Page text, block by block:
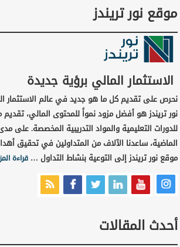
موقع نور تريندز
الاستثمار المالي برؤية جديدة
نحرص على تقديم كل ما هو جديد في عالم الاستثمار
نور تريندز هو أفضل مزود نمواً للمحتوى المالي،
للدورات التعليمية والمواد التدريبية المخصصة. على
الماضية، ساعدنا الآلاف من المتداولين في تحقيق
موقع نور تريندز إلى التوعية بنشاط التداول …قراءة
أحدث المقالات